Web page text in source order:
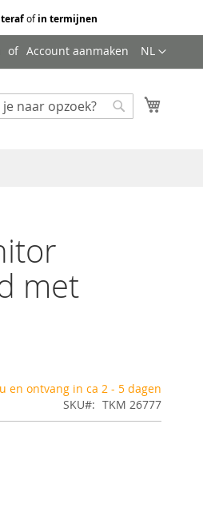
ofin termijnen
Taal
NL
Account aanmaken
met
en ontvang in ca 2 - 5 dagen
SKU
TKM 26777